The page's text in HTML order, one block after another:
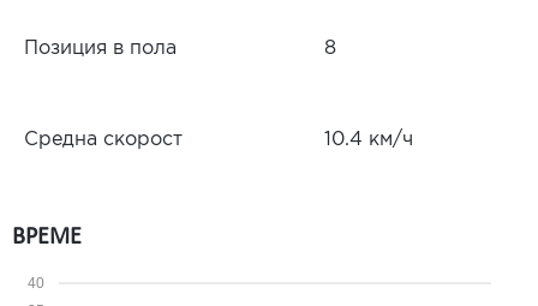
Позиция в пола 8
Средна скорост 10.4 км/ч
ВРЕМЕ
40